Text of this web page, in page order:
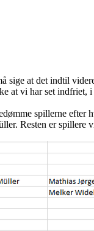
at det indtil
at vi har set indfriet,
spillerne
Resten er spillere